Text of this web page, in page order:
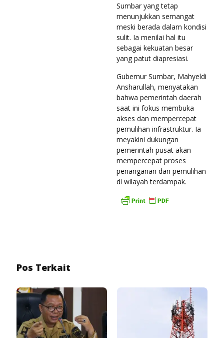
Sumbar yang tetap
menunjukkan semangat
meski berada dalam kondisi
sulit. Ia menilai hal itu
sebagai kekuatan besar
yang patut diapresiasi.
Gubernur Sumbar, Mahyeldi
Ansharullah, menyatakan
bahwa pemerintah daerah
saat ini fokus membuka
akses dan mempercepat
pemulihan infrastruktur. Ia
meyakini dukungan
pemerintah pusat akan
mempercepat proses
penanganan dan pemulihan
di wilayah terdampak.
Pos Terkait